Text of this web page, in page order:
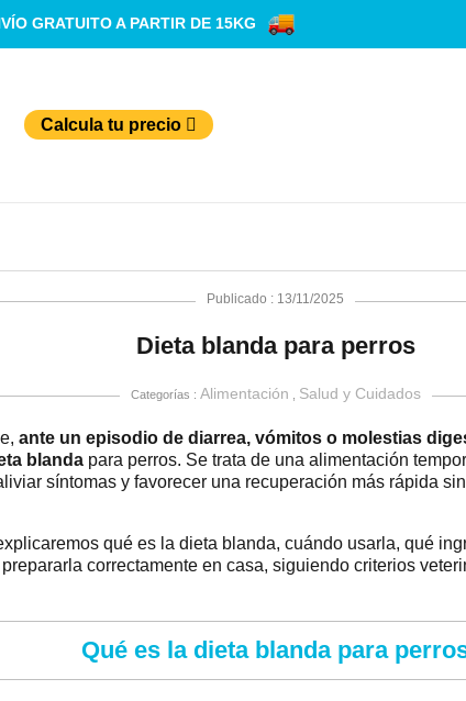
GRATUITO A PARTIR DE 15KG
Calcula tu precio
Publicado : 13/11/2025
Dieta blanda para perros
Categorías : Alimentación Salud y Cuidados
ante un episodio de diarrea, vómitos o molestias
blanda para perros. Se trata de una alimentación
síntomas y favorecer una recuperación más rápida
qué es la dieta blanda, cuándo usarla, qué
correctamente en casa, siguiendo criterios
Qué es la dieta blanda para